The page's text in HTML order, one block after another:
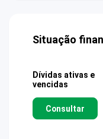
Situação
Dívidas ativas e
vencidas
Consultar